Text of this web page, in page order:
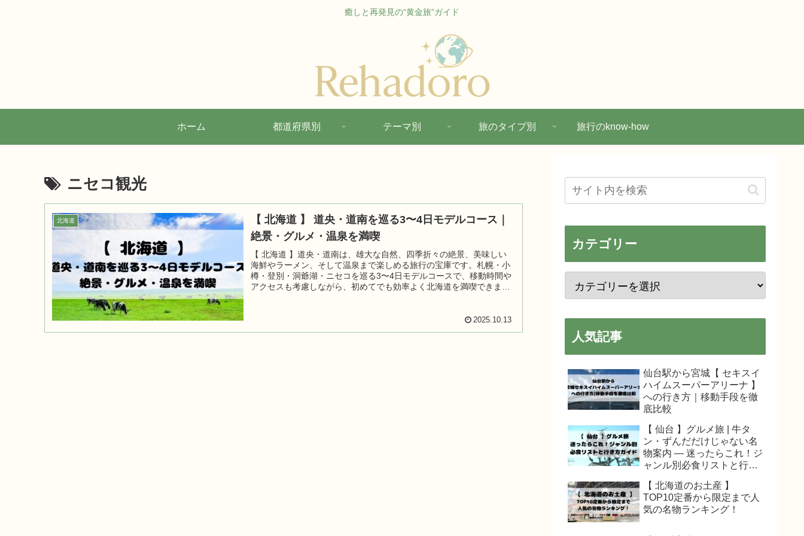
癒しと再発見の“黄金旅”ガイド
ホーム 都道府県別 テーマ別 旅のタイプ別 旅行のknow-how
ニセコ観光
北海道
【 北海道 】 道央・道南を巡る3〜4日モデルコース｜
絶景・グルメ・温泉を満喫
【 北海道 】道央・道南は、雄大な自然、四季折々の絶景、美味しい
海鮮やラーメン、そして温泉まで楽しめる旅行の宝庫です。札幌・小
樽・登別・洞爺湖・ニセコを巡る3〜4日モデルコースで、移動時間や
アクセスも考慮しながら、初めてでも効率よく北海道を満喫できま
2025.10.13
カテゴリー
人気記事
仙台駅から宮城【 セキスイ
ハイムスーパーアリーナ 】
への行き方｜移動手段を徹
底比較
【 仙台 】グルメ旅 | 牛タ
ン・ずんだだけじゃない名
物案内 — 迷ったらこれ！ジ
ャンル別必食リストと行き
【 北海道のお土産 】
TOP10定番から限定まで人
気の名物ランキング！